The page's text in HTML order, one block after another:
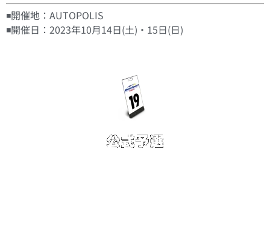
◾️開催地：AUTOPOLIS
◾️開催日：2023年10月14日(土)・15日(日)